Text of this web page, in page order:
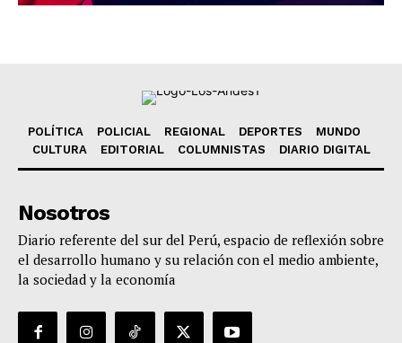
POLÍTICA POLICIAL REGIONAL DEPORTES
MUNDO
CULTURA
EDITORIAL COLUMNISTAS DIARIO DIGITAL
Nosotros
Diario referente del sur del Perú, espacio de reflexión sobre
el desarrollo humano y su relación con el medio ambiente,
la sociedad y la economía